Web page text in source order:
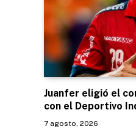
Juanfer eligió el
con el Deportivo
7 agosto, 2026